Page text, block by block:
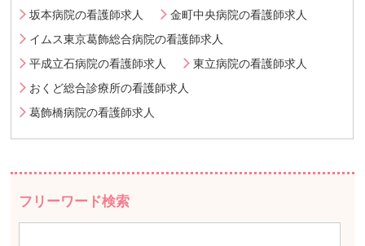
坂本病院の看護師求人
金町中央病院の看護師求人
イムス東京葛飾総合病院の看護師求人
平成立石病院の看護師求人
東立病院の看護師求人
おくど総合診療所の看護師求人
葛飾橋病院の看護師求人
フリーワード検索